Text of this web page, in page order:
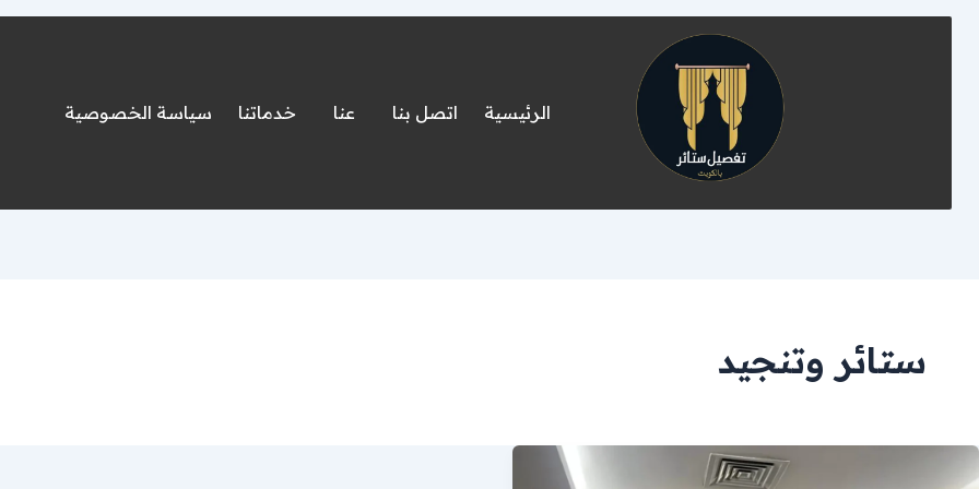
الرئيسية اتصل بنا عنا خدماتنا سياسة الخصوصية
ستائر وتنجيد